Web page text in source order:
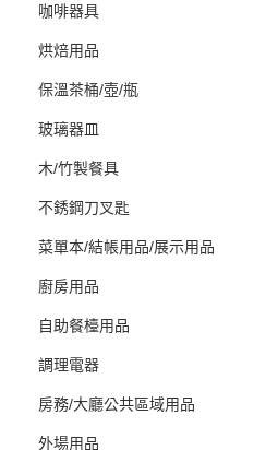
咖啡器具
烘焙用品
保溫茶桶/壺/瓶
玻璃器皿
木/竹製餐具
不銹鋼刀叉匙
菜單本/結帳用品/展示用品
廚房用品
自助餐檯用品
調理電器
房務/大廳公共區域用品
外場用品